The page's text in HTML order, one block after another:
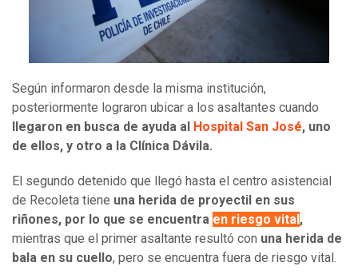
Según informaron desde la misma institución,
posteriormente lograron ubicar a los asaltantes cuando
llegaron en busca de ayuda al Hospital San José, uno
de ellos, y otro a la Clínica Dávila.
El segundo detenido que llegó hasta el centro asistencial
de Recoleta tiene una herida de proyectil en sus
riñones, por lo que se encuentra en riesgo vital,
mientras que el primer asaltante resultó con una herida de
bala en su cuello, pero se encuentra fuera de riesgo vital.